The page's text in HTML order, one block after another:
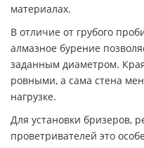
материалах.
В отличие от грубого
алмазное бурение
заданным диаметром.
ровными, а сама стена
нагрузке.
Для установки бризеров,
проветривателей это